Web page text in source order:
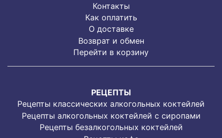
Контакты
Как оплатить
О доставке
Возврат и обмен
Перейти в корзину
РЕЦЕПТЫ
Рецепты классических алкогольных коктейлей
Рецепты алкогольных коктейлей с сиропами
Рецепты безалкогольных коктейлей